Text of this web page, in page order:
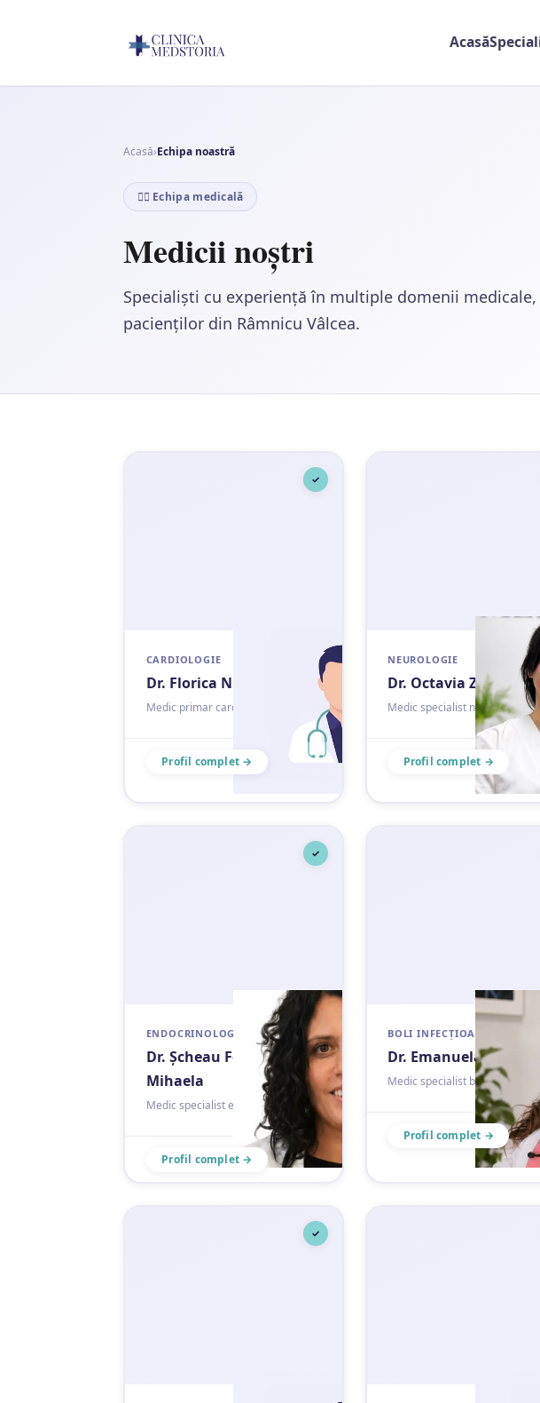
Acasă
Acasă›Echipa noastră
👨‍⚕️ Echipa medicală
Medicii noștri
Specialiști cu experiență în multiple domenii
pacienților din Râmnicu Vâlcea.
✓
CARDIOLOGIE
Dr. Florica Nicolae
Medic primar cardiologie
Profil complet →
NEUROLOGIE
Dr. Octavia Zorila
Medic specialist neurologie
Profil complet →
✓
ENDOCRINOLOGIE
Dr. Șcheau Fodor
Mihaela
Medic specialist endocrinologie
Profil complet →
BOLI INFECȚIOASE
Dr. Emanuela Popa
Medic specialist boli infecțioase
Profil complet →
✓